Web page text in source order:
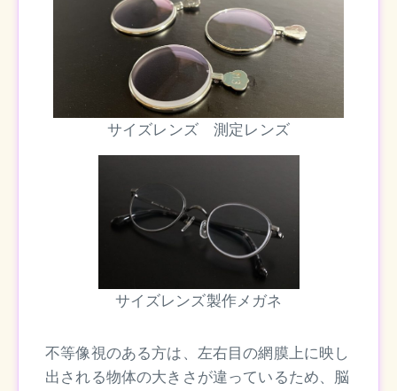
サイズレンズ 測定レンズ
サイズレンズ製作メガネ
不等像視のある方は、左右目の網膜上に映し
出される物体の大きさが違っているため、脳